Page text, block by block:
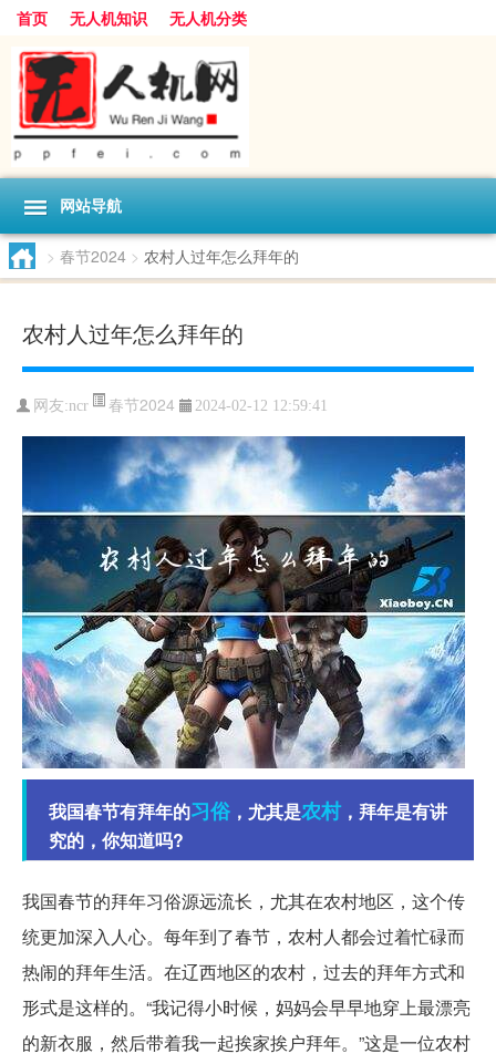
首页 无人机知识 无人机分类
网站导航
> 春节2024 > 农村人过年怎么拜年的
农村人过年怎么拜年的
网友:ncr 春节2024 2024-02-12 12:59:41
我国春节有拜年的习俗 ，尤其是农村，拜年是有讲
究的，你知道吗?
我国春节的拜年习俗源远流长，尤其在农村地区，这个传
统更加深入人心。每年到了春节，农村人都会过着忙碌而
热闹的拜年生活。在辽西地区的农村，过去的拜年方式和
形式是这样的。“我记得小时候，妈妈会早早地穿上最漂亮
的新衣服，然后带着我一起挨家挨户拜年。”这是一位农村